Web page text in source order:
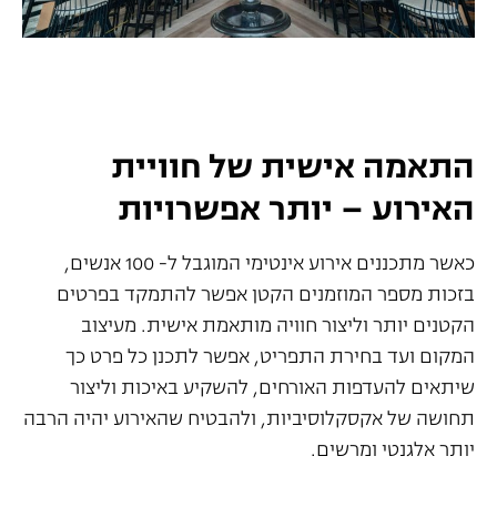
התאמה אישית של חוויית
האירוע – יותר אפשרויות
כאשר מתכננים אירוע אינטימי המוגבל ל- 100 אנשים,
בזכות מספר המוזמנים הקטן אפשר להתמקד בפרטים
הקטנים יותר וליצור חוויה מותאמת אישית. מעיצוב
המקום ועד בחירת התפריט, אפשר לתכנן כל פרט כך
שיתאים להעדפות האורחים, להשקיע באיכות וליצור
תחושה של אקסקלוסיביות, ולהבטיח שהאירוע יהיה הרבה
יותר אלגנטי ומרשים.